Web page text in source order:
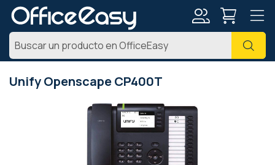
Unify Openscape CP400T